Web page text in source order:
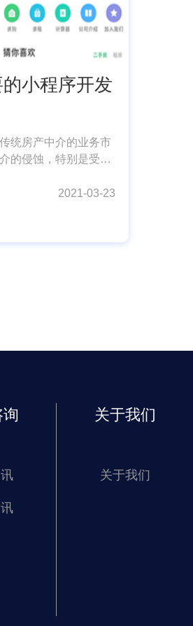
小程序开发
房产中介的业务市
的侵蚀，特别是受到
合，致使门店一旦与
业的数字化、线上化
新手段来挖掘触达更
编就给大家分享一下
2021-03-23
关于我们
关于我们